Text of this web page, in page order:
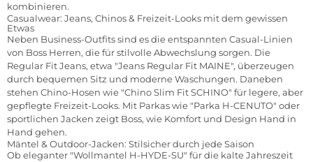
kombinieren.
Casualwear: Jeans, Chinos & Freizeit-Looks mit dem gewissen
Etwas
Neben Business-Outfits sind es die entspannten Casual-Linien
von Boss Herren, die für stilvolle Abwechslung sorgen. Die
Regular Fit Jeans, etwa "Jeans Regular Fit MAINE", überzeugen
durch bequemen Sitz und moderne Waschungen. Daneben
stehen Chino-Hosen wie "Chino Slim Fit SCHINO" für legere, aber
gepflegte Freizeit-Looks. Mit Parkas wie "Parka H-CENUTO" oder
sportlichen Jacken zeigt Boss, wie Komfort und Design Hand in
Hand gehen.
Mäntel & Outdoor-Jacken: Stilsicher durch jede Saison
Ob eleganter "Wollmantel H-HYDE-SU" für die kalte Jahreszeit